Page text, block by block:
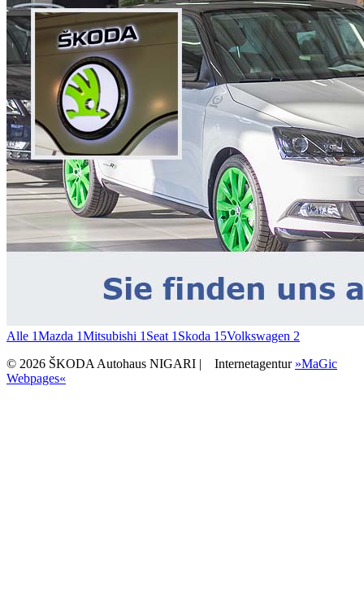
Alle 1Mazda 1Mitsubishi 1 Seat 1 Skoda 15Volkswagen 2
© 2026 ŠKODA Autohaus NIGARI |
Internetagentur »MaGic
Webpages«